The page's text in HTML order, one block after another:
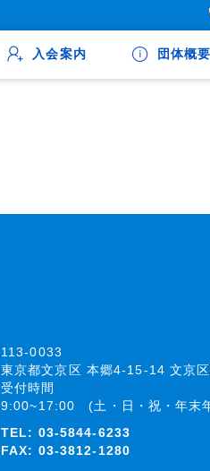
入会案内 団体概要
113-0033
東京都文京区 本郷4-15-14 文京
受付時間
9:00~17:00 (土・日・祝・年末
TEL: 03-5844-6233
FAX: 03-3812-1280